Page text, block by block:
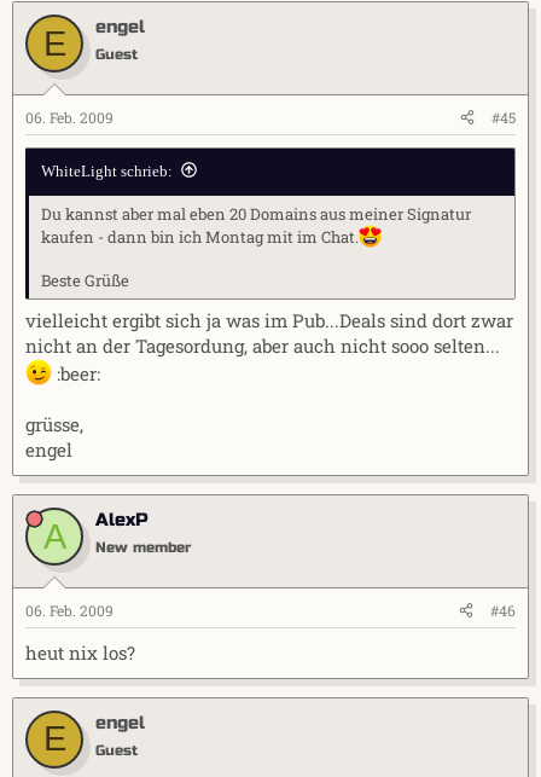
Beste Grüße
E engel
Guest
06. Feb. 2009 #45
WhiteLight schrieb:
Du kannst aber mal eben 20 Domains aus meiner Signatur
kaufen - dann bin ich Montag mit im Chat.
Beste Grüße
vielleicht ergibt sich ja was im Pub...Deals sind dort zwar
nicht an der Tagesordung, aber auch nicht sooo selten...
:beer:
grüsse,
engel
A AlexP
New member
06. Feb. 2009 #46
heut nix los?
E engel
Guest